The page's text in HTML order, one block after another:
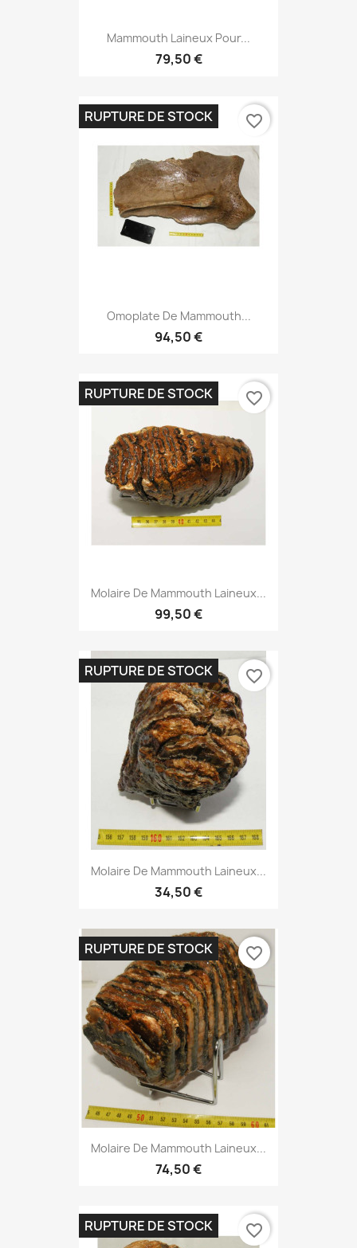
Mammouth Laineux Pour...
79,50 €
Omoplate De Mammouth...
94,50 €
RUPTURE DE STOCK favorite_border
Molaire De Mammouth Laineux...
99,50 €
RUPTURE DE STOCK favorite_border
Molaire De Mammouth Laineux...
34,50 €
RUPTURE DE STOCK favorite_border
Molaire De Mammouth Laineux...
74,50 €
RUPTURE DE STOCK favorite_border
RUPTURE DE STOCK favorite_border